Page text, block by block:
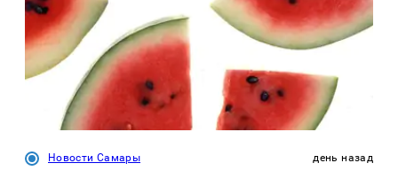
Новости Самары день назад